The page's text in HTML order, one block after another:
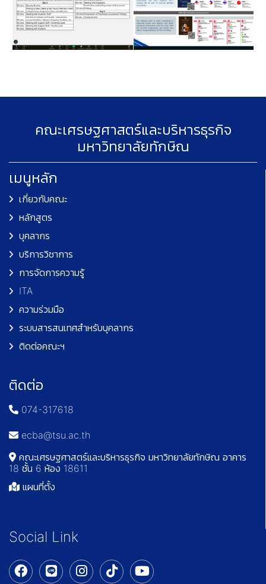
คณะเศรษฐศาสตร์และบริหารธุรกิจ
มหาวิทยาลัยทักษิณ
เมนูหลัก
เกี่ยวกับคณะ
หลักสูตร
บุคลากร
บริการวิชาการ
การจัดการความรู้
ITA
ความร่วมมือ
ระบบสารสนเทศสำหรับบุคลากร
ติดต่อคณะฯ
ติดต่อ
074-317618
ecba@tsu.ac.th
คณะเศรษฐศาสตร์และบริหารธุรกิจ มหาวิทยาลัยทักษิณ อาคาร
18 ชั้น 6 ห้อง 18611
แผนที่ตั้ง
Social Link